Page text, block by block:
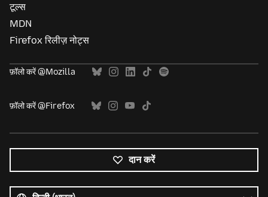
टूल्स
MDN
Firefox रिलीज़ नोट्स
फ़ॉलो करें @Mozilla
फ़ॉलो करें @Firefox
दान करें
भाषाएं
भाषा